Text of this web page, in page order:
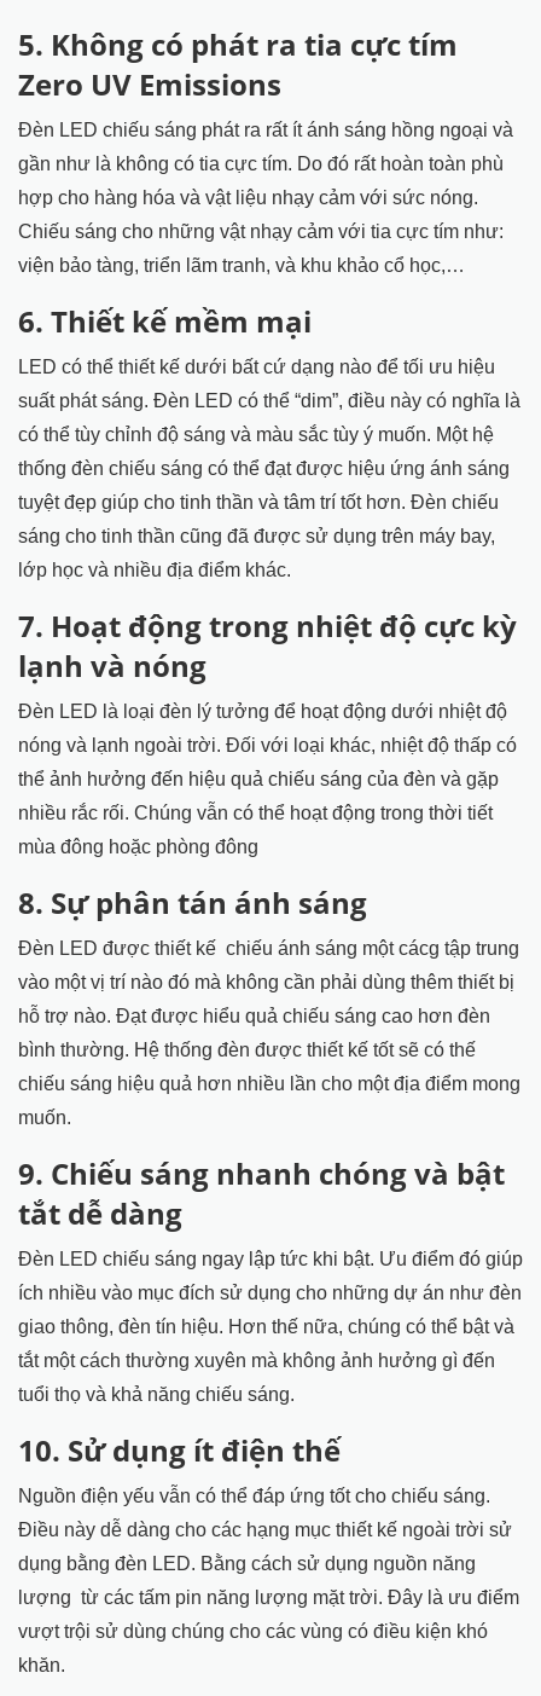
5. Không có phát ra tia cực tím
Zero UV Emissions
Đèn LED chiếu sáng phát ra rất ít ánh sáng hồng ngoại và
gần như là không có tia cực tím. Do đó rất hoàn toàn phù
hợp cho hàng hóa và vật liệu nhạy cảm với sức nóng.
Chiếu sáng cho những vật nhạy cảm với tia cực tím như:
viện bảo tàng, triển lãm tranh, và khu khảo cổ học,…
6. Thiết kế mềm mại
LED có thể thiết kế dưới bất cứ dạng nào để tối ưu hiệu
suất phát sáng. Đèn LED có thể “dim”, điều này có nghĩa là
có thể tùy chỉnh độ sáng và màu sắc tùy ý muốn. Một hệ
thống đèn chiếu sáng có thể đạt được hiệu ứng ánh sáng
tuyệt đẹp giúp cho tinh thần và tâm trí tốt hơn. Đèn chiếu
sáng cho tinh thần cũng đã được sử dụng trên máy bay,
lớp học và nhiều địa điểm khác.
7. Hoạt động trong nhiệt độ cực kỳ
lạnh và nóng
Đèn LED là loại đèn lý tưởng để hoạt động dưới nhiệt độ
nóng và lạnh ngoài trời. Đối với loại khác, nhiệt độ thấp có
thể ảnh hưởng đến hiệu quả chiếu sáng của đèn và gặp
nhiều rắc rối. Chúng vẫn có thể hoạt động trong thời tiết
mùa đông hoặc phòng đông
8. Sự phân tán ánh sáng
Đèn LED được thiết kế chiếu ánh sáng một cácg tập trung
vào một vị trí nào đó mà không cần phải dùng thêm thiết bị
hỗ trợ nào. Đạt được hiểu quả chiếu sáng cao hơn đèn
bình thường. Hệ thống đèn được thiết kế tốt sẽ có thế
chiếu sáng hiệu quả hơn nhiều lần cho một địa điểm mong
muốn.
9. Chiếu sáng nhanh chóng và bật
tắt dễ dàng
Đèn LED chiếu sáng ngay lập tức khi bật. Ưu điểm đó giúp
ích nhiều vào mục đích sử dụng cho những dự án như đèn
giao thông, đèn tín hiệu. Hơn thế nữa, chúng có thể bật và
tắt một cách thường xuyên mà không ảnh hưởng gì đến
tuổi thọ và khả năng chiếu sáng.
10. Sử dụng ít điện thế
Nguồn điện yếu vẫn có thể đáp ứng tốt cho chiếu sáng.
Điều này dễ dàng cho các hạng mục thiết kế ngoài trời sử
dụng bằng đèn LED. Bằng cách sử dụng nguồn năng
lượng từ các tấm pin năng lượng mặt trời. Đây là ưu điểm
vượt trội sử dùng chúng cho các vùng có điều kiện khó
khăn.